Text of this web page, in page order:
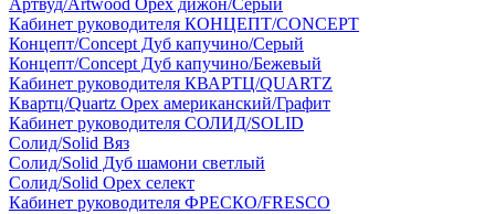
Артвуд/Artwood Орех дижон/Серый
Кабинет руководителя КОНЦЕПТ/CONCEPT
Концепт/Concept Дуб капучино/Серый
Концепт/Concept Дуб капучино/Бежевый
Кабинет руководителя КВАРТЦ/QUARTZ
Квартц/Quartz Орех американский/Графит
Кабинет руководителя СОЛИД/SOLID
Солид/Solid Вяз
Солид/Solid Дуб шамони светлый
Солид/Solid Орех селект
Кабинет руководителя ФРЕСКО/FRESCO